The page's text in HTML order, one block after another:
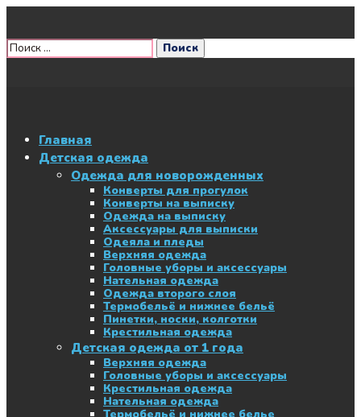
Главная
Детская одежда
Одежда для новорожденных
Конверты для прогулок
Конверты на выписку
Одежда на выписку
Аксессуары для выписки
Одеяла и пледы
Верхняя одежда
Головные уборы и аксессуары
Нательная одежда
Одежда второго слоя
Термобельё и нижнее бельё
Пинетки, носки, колготки
Крестильная одежда
Детская одежда от 1 года
Верхняя одежда
Головные уборы и аксессуары
Крестильная одежда
Нательная одежда